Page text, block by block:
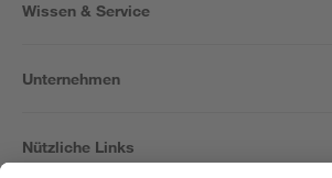
Wissen & Service
Unternehmen
Nützliche Links